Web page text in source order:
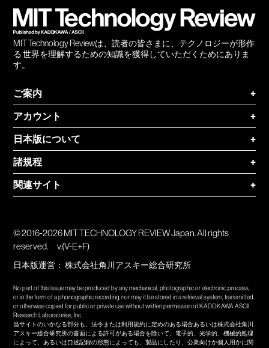
MIT Technology Reviewは、読者の皆さまに、テクノロジーが形作
る 世界を理解するための知識を獲得していただくためにありま
す。
ご案内
+
アカウント
+
日本版について
+
諸規程
+
関連サイト
+
© 2016-2026 MIT TECHNOLOGY REVIEW Japan. All rights
reserved.
v.(V-E+F)
日本版運営：株式会社角川アスキー総合研究所
No part of this issue may be produced by any mechanical, photographic or electronic process,
or in the form of a phonographic recording, nor may it be stored in a retrieval system, transmitted
or otherwise copied for public or private use without written permission of KADOKAWA ASCII
Research Laboratories, Inc.
当サイトのいかなる部分も、法令または利用規約に定めのある場合あるいは株式会社角川
アスキー総合研究所の書面による許可がある場合を除いて、電子的、光学的、機械的処理
によって、あるいは口述記録の形態によっても、製品にしたり、公衆向けか個人用かに関